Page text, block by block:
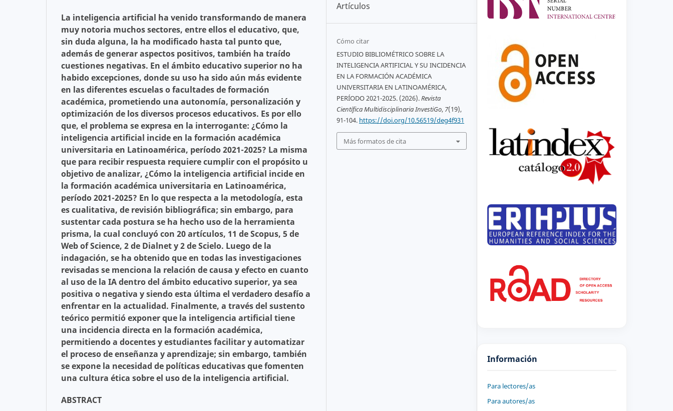
La inteligencia artificial ha venido transformando de manera
muy notoria muchos sectores, entre ellos el educativo, que,
sin duda alguna, la ha modificado hasta tal punto que,
además de generar aspectos positivos, también ha traído
cuestiones negativas. En el ámbito educativo superior no ha
habido excepciones, donde su uso ha sido aún más evidente
en las diferentes escuelas o facultades de formación
académica, prometiendo una autonomía, personalización y
optimización de los diversos procesos educativos. Es por ello
que, el problema se expresa en la interrogante: ¿Cómo la
inteligencia artificial incide en la formación académica
universitaria en Latinoamérica, período 2021-2025? La misma
que para recibir respuesta requiere cumplir con el propósito u
objetivo de analizar, ¿Cómo la inteligencia artificial incide en
la formación académica universitaria en Latinoamérica,
período 2021-2025? En lo que respecta a la metodología, esta
es cualitativa, de revisión bibliográfica; sin embargo, para
sustentar cada postura se ha hecho uso de la herramienta
prisma, la cual concluyó con 20 artículos, 11 de Scopus, 5 de
Web of Science, 2 de Dialnet y 2 de Scielo. Luego de la
indagación, se ha obtenido que en todas las investigaciones
revisadas se menciona la relación de causa y efecto en cuanto
al uso de la IA dentro del ámbito educativo superior, ya sea
positiva o negativa y siendo esta última el verdadero desafío a
enfrentar en la actualidad. Finalmente, a través del sustento
teórico permitió exponer que la inteligencia artificial tiene
una incidencia directa en la formación académica,
permitiendo a docentes y estudiantes facilitar y automatizar
el proceso de enseñanza y aprendizaje; sin embargo, también
se expone la necesidad de políticas educativas que fomenten
una cultura ética sobre el uso de la inteligencia artificial.
ABSTRACT
Artículos
Cómo citar
ESTUDIO BIBLIOMÉTRICO SOBRE LA
INTELIGENCIA ARTIFICIAL Y SU INCIDENCIA
EN LA FORMACIÓN ACADÉMICA
UNIVERSITARIA EN LATINOAMÉRICA,
PERÍODO 2021-2025. (2026).Revista
Científica Multidisciplinaria InvestiGo, 7(19),
91-104. https://doi.org/10.56519/deg4f931
Más formatos de cita
Información
Para lectores/as
Para autores/as